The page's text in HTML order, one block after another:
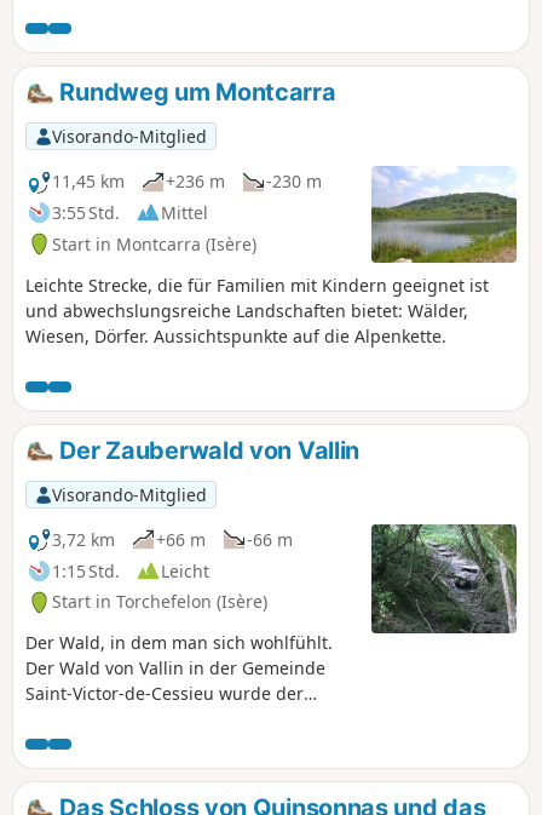
Anschließend wandern Sie durch den
Wald von Tire Gerbe, bevor Sie den
Étang de Gole in der Nähe von
Montcarra erreichen. Dort können Sie
auf einem ausgewiesenen Picknickplatz
eine Pause einlegen, bevor Sie auf der
anderen Seite wieder hinaufsteigen, um
Montcarrad und sein Schloss zu
entdecken. Zum Abschluss kommen Sie
am Bauernhof Reculefort vorbei, wo Sie
sich mit Proviant versorgen können.
Rundweg um Montcarra
Visorando-Mitglied
11,45 km
+236 m
-230 m
3:55 Std.
Mittel
Start in Montcarra (Isère)
Leichte Strecke, die für Familien mit Kindern geeignet ist
und abwechslungsreiche Landschaften bietet: Wälder,
Wiesen, Dörfer. Aussichtspunkte auf die Alpenkette.
Der Zauberwald von Vallin
Visorando-Mitglied
3,72 km
+66 m
-66 m
1:15 Std.
Leicht
Start in Torchefelon (Isère)
Der Wald, in dem man sich wohlfühlt.
Der Wald von Vallin in der Gemeinde
Saint-Victor-de-Cessieu wurde der
Templern besucht, die seine heilenden
Kräfte nutzen wollten. Mehrere Stellen
im Wald sollen voller Energie sein, an
Das Schloss von Quinsonnas und das